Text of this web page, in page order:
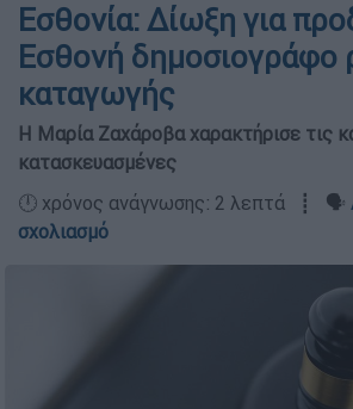
Εσθονία: Δίωξη για
Εσθονή δημοσιογράφο
καταγωγής
Η Μαρία Ζαχάροβα χαρακτήρισε τις
κατασκευασμένες
🕛 χρόνος ανάγνωσης: 2 λεπτά ┋ 🗣️
σχολιασμό